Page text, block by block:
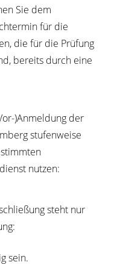
Sie dem
für die
die für die Prüfung
bereits durch eine
)Anmeldung der
stufenweise
nutzen:
steht nur
sein.